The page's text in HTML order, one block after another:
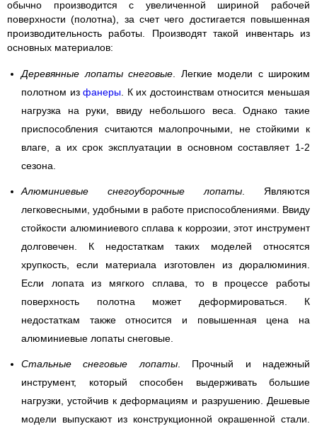
обычно производится с увеличенной шириной рабочей
поверхности (полотна), за счет чего достигается повышенная
производительность работы. Производят такой инвентарь из
основных материалов:
Деревянные лопаты снеговые . Легкие модели с широким
полотном изфанеры . К их достоинствам относится меньшая
нагрузка на руки, ввиду небольшого веса. Однако такие
приспособления считаются малопрочными, не стойкими к
влаге, а их срок эксплуатации в основном составляет 1-2
сезона.
Алюминиевые снегоуборочные лопаты . Являются
легковесными, удобными в работе приспособлениями. Ввиду
стойкости алюминиевого сплава к коррозии, этот инструмент
долговечен. К недостаткам таких моделей относятся
хрупкость, если материала изготовлен из дюралюминия.
Если лопата из мягкого сплава, то в процессе работы
поверхность полотна может деформироваться. К
недостаткам также относится и повышенная цена на
алюминиевые лопаты снеговые.
Стальные снеговые лопаты. Прочный и надежный
инструмент, который способен выдерживать большие
нагрузки, устойчив к деформациям и разрушению. Дешевые
модели выпускают из конструкционной окрашенной стали.